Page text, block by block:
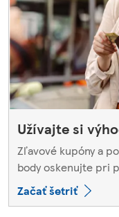
Užívajte si
Zľavové kupóny a
body oskenujte pri
Začať šetriť